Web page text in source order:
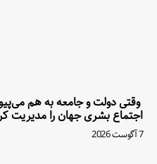
وقتی دولت و جامعه به هم
اجتماع بشری جهان را مدیریت
7 آگوست 2026